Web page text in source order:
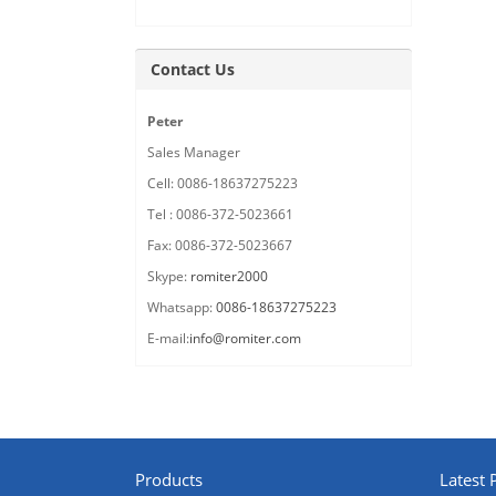
Contact Us
Peter
Sales Manager
Cell: 0086-18637275223
Tel : 0086-372-5023661
Fax: 0086-372-5023667
Skype: romiter2000
Whatsapp:0086-18637275223
E-mail:info@romiter.com
Products Latest